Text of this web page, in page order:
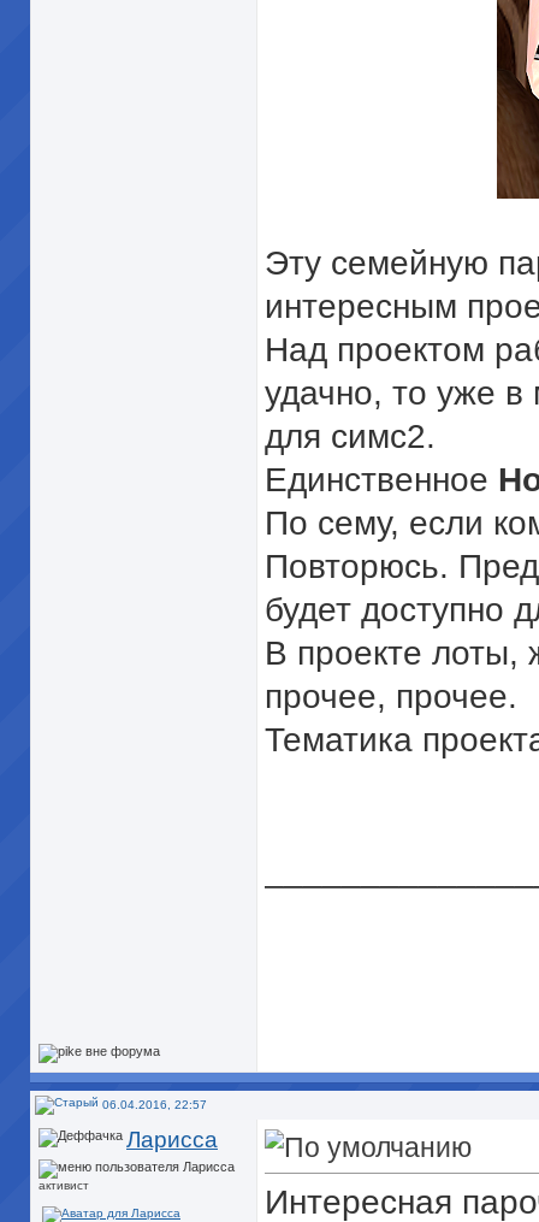
Эту семейную
интересным
Над проектом
удачно, то уже в
для симс2.
Единственное
По сему, если
Повторюсь.
будет доступно
В проекте лоты,
прочее, прочее.
Тематика
06.04.2016, 22:57
Ларисса
активист
Интересная